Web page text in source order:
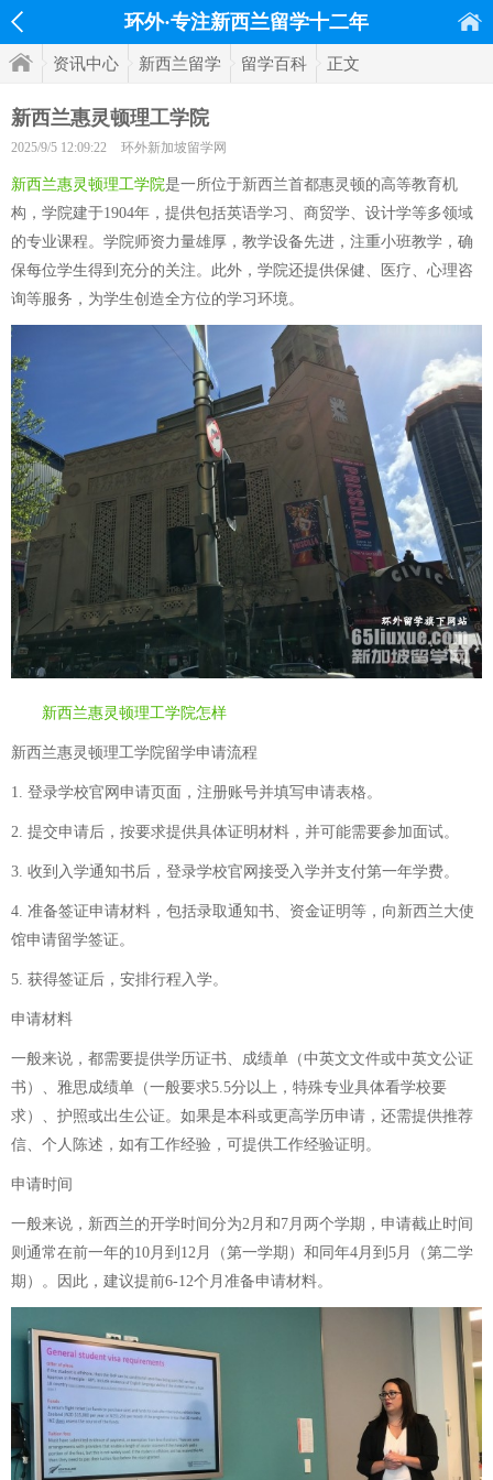
环外·专注新西兰留学十二年
资讯中心 新西兰留学 留学百科 正文
新西兰惠灵顿理工学院
2025/9/5 12:09:22 环外新加坡留学网
新西兰惠灵顿理工学院是一所位于新西兰首都惠灵顿的高等教育机
构，学院建于1904年，提供包括英语学习、商贸学、设计学等多领域
的专业课程。学院师资力量雄厚，教学设备先进，注重小班教学，确
保每位学生得到充分的关注。此外，学院还提供保健、医疗、心理咨
询等服务，为学生创造全方位的学习环境。
新西兰惠灵顿理工学院怎样
新西兰惠灵顿理工学院留学申请流程
1. 登录学校官网申请页面，注册账号并填写申请表格。
2. 提交申请后，按要求提供具体证明材料，并可能需要参加面试。
3. 收到入学通知书后，登录学校官网接受入学并支付第一年学费。
4. 准备签证申请材料，包括录取通知书、资金证明等，向新西兰大使
馆申请留学签证。
5. 获得签证后，安排行程入学。
申请材料
一般来说，都需要提供学历证书、成绩单（中英文文件或中英文公证
书）、雅思成绩单（一般要求5.5分以上，特殊专业具体看学校要
求）、护照或出生公证。如果是本科或更高学历申请，还需提供推荐
信、个人陈述，如有工作经验，可提供工作经验证明。
申请时间
一般来说，新西兰的开学时间分为2月和7月两个学期，申请截止时间
则通常在前一年的10月到12月（第一学期）和同年4月到5月（第二学
期）。因此，建议提前6-12个月准备申请材料。